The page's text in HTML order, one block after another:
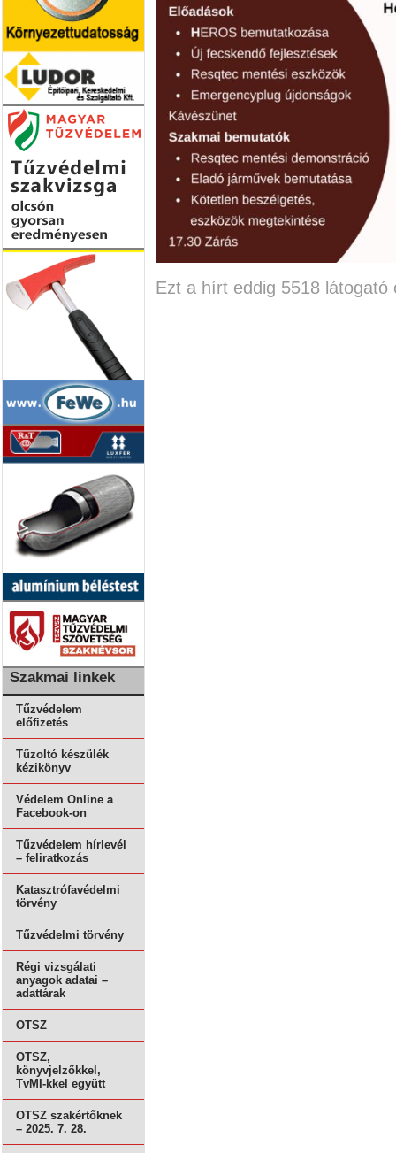
Szakmai linkek
Tűzvédelem
előfizetés
Tűzoltó készülék
kézikönyv
Védelem Online a
Facebook-on
Tűzvédelem hírlevél
– feliratkozás
Katasztrófavédelmi
törvény
Tűzvédelmi törvény
Régi vizsgálati
anyagok adatai –
adattárak
OTSZ
OTSZ,
könyvjelzőkkel,
TvMI-kkel együtt
OTSZ szakértőknek
– 2025. 7. 28.
Ezt a hírt eddig 5518 látogató